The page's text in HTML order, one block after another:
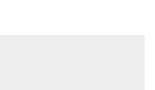
一事件肯定推动了 G 胖尽快